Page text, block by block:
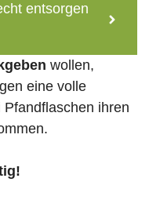
entsorgen
wollen,
eine volle
Pfandflaschen ihren